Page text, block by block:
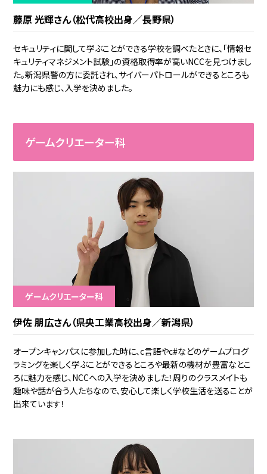
藤原 光輝さん（松代高校出身／長野県）
セキュリティに関して学ぶことができる学校を調べたときに、「情報セ
キュリティマネジメント試験」の資格取得率が高いNCCを見つけまし
た。新潟県警の方に委託され、サイバーパトロールができるところも
魅力にも感じ、入学を決めました。
ゲームクリエーター科
ゲームクリエーター科
伊佐 朋広さん（県央工業高校出身／新潟県）
オープンキャンパスに参加した時に、c言語やc#などのゲームプログ
ラミングを楽しく学ぶことができるところや最新の機材が豊富なとこ
ろに魅力を感じ、NCCへの入学を決めました！周りのクラスメイトも
趣味や話が合う人たちなので、安心して楽しく学校生活を送ることが
出来ています！